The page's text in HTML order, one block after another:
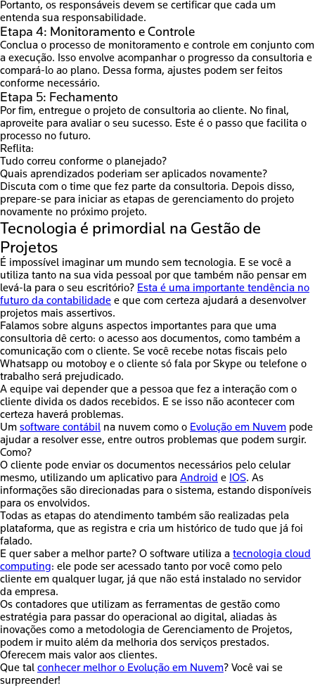
Portanto, os responsáveis devem se certificar que cada um
entenda sua responsabilidade.
Etapa 4: Monitoramento e Controle
Conclua o processo de monitoramento e controle em conjunto com
a execução. Isso envolve acompanhar o progresso da consultoria e
compará-lo ao plano. Dessa forma, ajustes podem ser feitos
conforme necessário.
Etapa 5: Fechamento
Por fim, entregue o projeto de consultoria ao cliente. No final,
aproveite para avaliar o seu sucesso. Este é o passo que facilita o
processo no futuro.
Reflita:
Tudo correu conforme o planejado?
Quais aprendizados poderiam ser aplicados novamente?
Discuta com o time que fez parte da consultoria. Depois disso,
prepare-se para iniciar as etapas de gerenciamento do projeto
novamente no próximo projeto.
Tecnologia é primordial na Gestão de
Projetos
É impossível imaginar um mundo sem tecnologia. E se você a
utiliza tanto na sua vida pessoal por que também não pensar em
levá-la para o seu escritório? Esta é uma importante tendência no
futuro da contabilidade e que com certeza ajudará a desenvolver
projetos mais assertivos.
Falamos sobre alguns aspectos importantes para que uma
consultoria dê certo: o acesso aos documentos, como também a
comunicação com o cliente. Se você recebe notas fiscais pelo
Whatsapp ou motoboy e o cliente só fala por Skype ou telefone o
trabalho será prejudicado.
A equipe vai depender que a pessoa que fez a interação com o
cliente divida os dados recebidos. E se isso não acontecer com
certeza haverá problemas.
Um software contábil na nuvem como o Evolução em Nuvem pode
ajudar a resolver esse, entre outros problemas que podem surgir.
Como?
O cliente pode enviar os documentos necessários pelo celular
mesmo, utilizando um aplicativo para Android e IOS. As
informações são direcionadas para o sistema, estando disponíveis
para os envolvidos.
Todas as etapas do atendimento também são realizadas pela
plataforma, que as registra e cria um histórico de tudo que já foi
falado.
E quer saber a melhor parte? O software utiliza a tecnologia cloud
computing: ele pode ser acessado tanto por você como pelo
cliente em qualquer lugar, já que não está instalado no servidor
da empresa.
Os contadores que utilizam as ferramentas de gestão como
estratégia para passar do operacional ao digital, aliadas às
inovações como a metodologia de Gerenciamento de Projetos,
podem ir muito além da melhoria dos serviços prestados.
Oferecem mais valor aos clientes.
Que tal conhecer melhor o Evolução em Nuvem? Você vai se
surpreender!